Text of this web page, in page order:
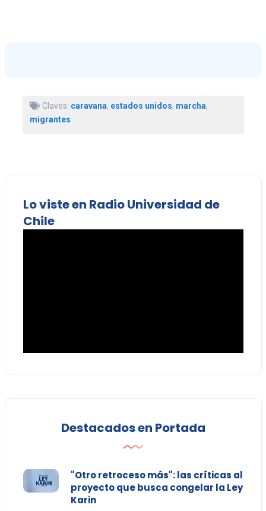
Claves: caravana, estados unidos, marcha,
migrantes
Lo viste en Radio Universidad de
Chile
Destacados en Portada
"Otro retroceso más": las críticas al
proyecto que busca congelar la Ley
Karin